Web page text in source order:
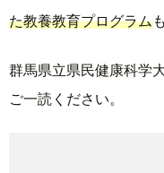
た教養教育プログラム
群馬県立県民健康科学
ご一読ください。